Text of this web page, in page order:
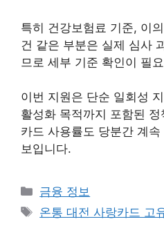
특히 건강보험료 기준, 이
건 같은 부분은 실제 심사
므로 세부 기준 확인이 필
이번 지원은 단순 일회성
활성화 목적까지 포함된
카드 사용률도 당분간 계
보입니다.
카
테
금융 정보
태
온통 대전 사랑카드 고